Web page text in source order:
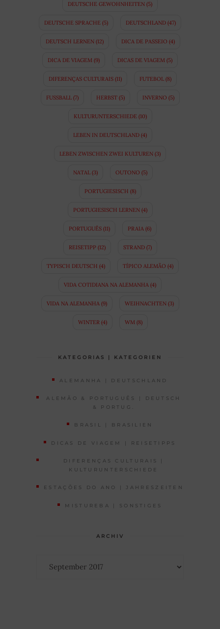
DEUTSCHE GEWOHNHEITEN (5)
DEUTSCHE SPRACHE (5) DEUTSCHLAND (47)
DEUTSCH LERNEN(12) DICA DE PASSEIO (4)
DICA DE VIAGEM (9) DICAS DE VIAGEM (5)
DIFERENÇAS CULTURAIS (11) FUTEBOL (8)
FUSSBALL (7) HERBST(5) INVERNO (5)
KULTURUNTERSCHIEDE(10)
LEBEN IN DEUTSCHLAND (4)
LEBEN ZWISCHEN ZWEI KULTUREN (3)
NATAL(3) OUTONO (5)
PORTUGIESISCH (8)
PORTUGIESISCH LERNEN(4)
PORTUGUÊS (11) PRAIA (6)
REISETIPP(12) STRAND(7)
TYPISCH DEUTSCH (4) TÍPICO ALEMÃO (4)
VIDA COTIDIANA NA ALEMANHA (4)
VIDA NA ALEMANHA(9) WEIHNACHTEN(3)
WINTER(4) WM(8)
KATEGORIAS | KATEGORIEN
ALEMANHA | DEUTSCHLAND
ALEMÃO & PORTUGUÊS | DEUTSCH
& PORTUG.
BRASIL | BRASILIEN
DICAS DE VIAGEM | REISETIPPS
DIFERENÇAS CULTURAIS |
KULTURUNTERSCHIEDE
ESTAÇÕES DO ANO | JAHRESZEITEN
MISTUREBA | SONSTIGES
ARCHIV